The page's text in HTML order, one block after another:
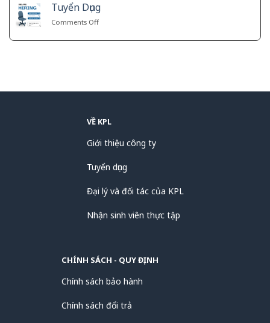
Dầu
Trong
Trình
Hợp
Tác
Triển
Tuyển Dụng
Comments Offon
Dụng
VỀ KPL
Giới thiệu công ty
Tuyển dụng
Đại lý và đối tác của KPL
Nhận sinh viên thực tập
CHÍNH SÁCH - QUY ĐỊNH
Chính sách bảo hành
Chính sách đổi trả